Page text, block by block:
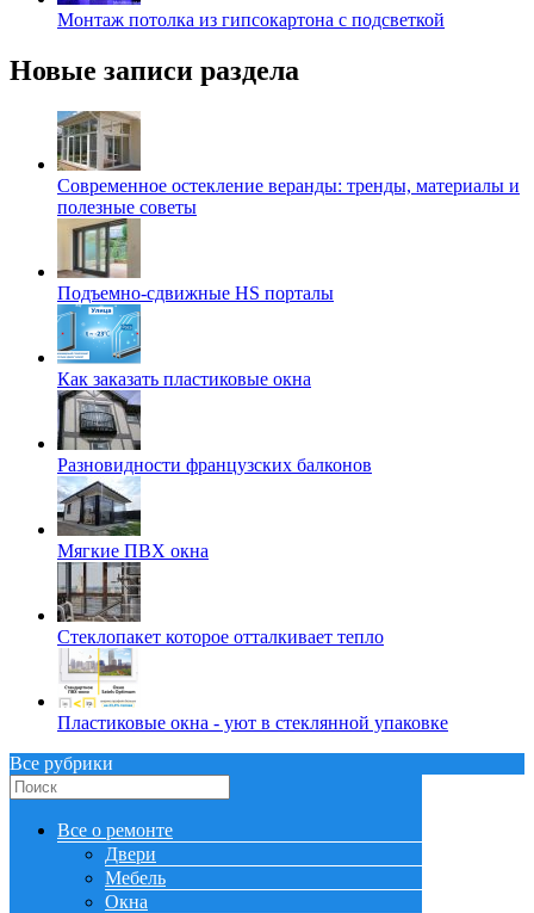
Монтаж потолка из гипсокартона с подсветкой
Новые записи раздела
Современное остекление веранды: тренды, материалы и
полезные советы
Подъемно-сдвижные HS порталы
Как заказать пластиковые окна
Разновидности французских балконов
Мягкие ПВХ окна
Стеклопакет которое отталкивает тепло
Пластиковые окна - уют в стеклянной упаковке
Все рубрики
Все о ремонте
Двери
Мебель
Окна